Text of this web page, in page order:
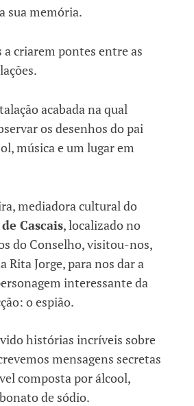
mediadora cultural do
Cascais, localizado no
do Conselho, visitou-nos,
Rita Jorge, para nos dar a
interessante da
o espião.
histórias incríveis sobre
mensagens secretas
composta por álcool,
de sódio.